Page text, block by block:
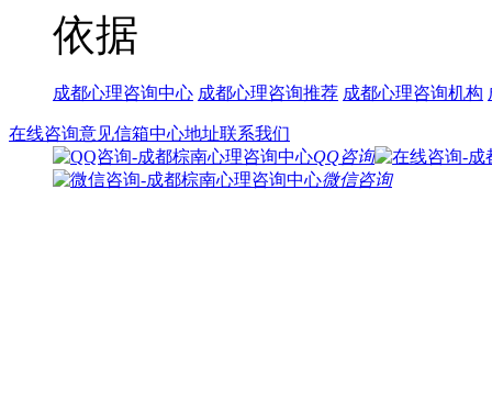
依据
成都心理咨询中心 成都心理咨询推荐 成都心理咨询机构
在线咨询意见信箱中心地址联系我们
QQ咨询
微信咨询